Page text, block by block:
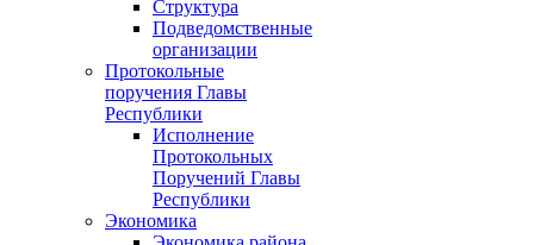
Структура
Подведомственные
организации
Протокольные
поручения Главы
Республики
Исполнение
Протокольных
Поручений Главы
Республики
Экономика